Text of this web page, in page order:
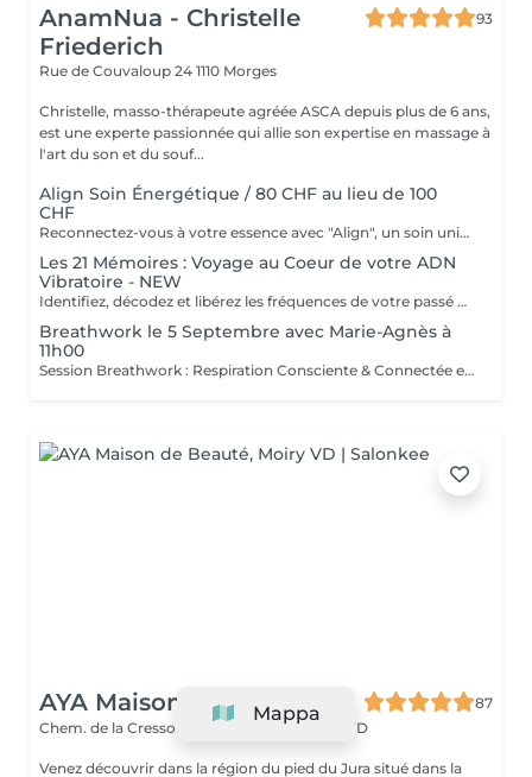
AnamNua - Christelle
Friederich
93
Rue de Couvaloup 24 1110 Morges
Christelle, masso-thérapeute agréée ASCA depuis plus de 6 ans,
est une experte passionnée qui allie son expertise en massage à
l'art du son et du souf...
Align Soin Énergétique / 80 CHF au lieu de 100
CHF
Reconnectez-vous à votre essence avec "Align", un soin unique qui fusionne l'énergie du Lahochi, la sonothérapie, et des points de pression ciblés. Le Lahochi, une technique énergétique douce, favorise la guérison et l'équilibre en rétablissant le flux énergétique dans le corps. Combiné aux vibrations apaisantes de la sonothérapie et à des pressions ciblées pour calmer le système nerveux et relâcher les tensions, ce soin libère les blocages, apaise le mental et revitalise l'esprit. L'huile essentielle "Align" de DoTerra, avec ses notes olfactives apaisantes, amplifie cet état de relaxation profonde.Offrez-vous un moment de paix et d'alignement parfait.
Les 21 Mémoires : Voyage au Coeur de votre ADN
Vibratoire - NEW
Identifiez, décodez et libérez les fréquences de votre passé pour transformer votre présent. Derrière nos blocages et nos habitudes se trouvent parfois des empreintes anciennes, logées au niveau corporel et inconscient. Le soin « Les 21 Mémoires » aide à identifier et libérer ces mémoires pour permettre un mieux-être durable. Comment ça fonctionne ? Le soin utilise des instruments vibratoires (bols chantants, fréquences ciblées) pour résonner avec le corps et faire émerger ce qui est enfermé. Le son permet d'accéder là où la parole seule ne suffit pas. Des phrases puissantes et ciblées sont ensuite utilisées pour reprogrammer doucement de nouveaux schémas intérieurs. Ce qui le rend unique Chaque séance est entièrement personnalisée : le protocole s'adapte à votre histoire, à votre corps et à ce qui se manifeste durant la séance. L'approche favorise une libération en profondeur, puis une ancrage de nouvelles ressources intérieures.
Breathwork le 5 Septembre avec Marie-Agnès à
11h00
Session Breathwork : Respiration Consciente & Connectée en collaboration avec Marie-Agnès - Mon coeur de lumière Le Breathwork est une pratique puissante de respiration circulaire qui permet un lâcher-prise profond. En libérant les tensions accumulées à l'intérieur de nous, cette technique aide à ancrer le corps tout en clarifiant l'esprit. C'est un véritable voyage intérieur qui amplifie les capacités de votre âme, de votre corps et de votre esprit, pour vous reconnecter à votre essence véritable. Pourquoi participer le 5 septembre ? -Relâcher ce qui ne vous sert plus -Retrouver un alignement intérieur total -Vivre la force d'une expérience collective bienveillante. Offre Duo : Le repas est offert pour toute réservation combinant le Breathwork et le Bain Sonore à 14h30 le même jour ! Une belle occasion de partager un moment de convivialité et d'intégrer les bienfaits de la journée. Merci de nous informer lors de la réservation si vous prenez l'offre combinée (pour que nous préparions le repas). Si vous ne souhaitez pas le bain sonore, vous pouvez rester avec une participation de 10.-. Emplacement à la Grange Chapallaz de Denens ! Pour le paiement vous allez recevoir 7 jours avant un mail pour faire le versement par Twint afin que le Jour J nous soyons tous tranquille avec ceci. Annulation moins de 24h avant ne sera pas remboursée . Vous receverez des informations supplémentaires 24h avant
AYA Maison de Beauté
87
Chem. de la Cressonnière 15
CH-1148 Moiry VD
Venez découvrir dans la région du pied du Jura situé dans la
Mappa